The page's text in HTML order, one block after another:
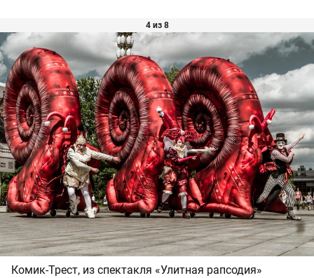
4 из 8
Комик-Трест, из спектакля «Улитная рапсодия»